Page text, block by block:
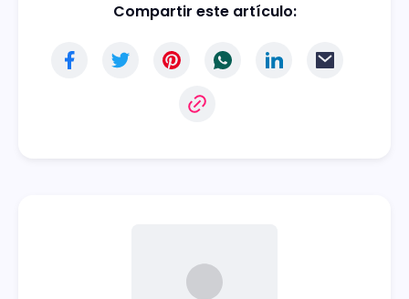
Compartir este artículo: